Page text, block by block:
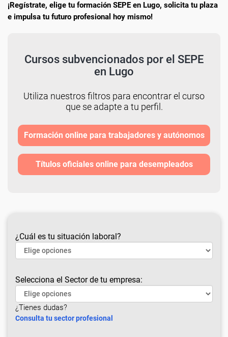
¡Regístrate, elige tu formación SEPE en Lugo, solicita tu plaza
e impulsa tu futuro profesional hoy mismo!
Cursos subvencionados por el SEPE
en Lugo
Utiliza nuestros filtros para encontrar el curso
que se adapte a tu perfil.
Formación online para trabajadores y autónomos
Títulos oficiales online para desempleados
¿Cuál es tu situación laboral?
Selecciona el Sector de tu empresa:
¿Tienes dudas?
Consulta tu sector profesional